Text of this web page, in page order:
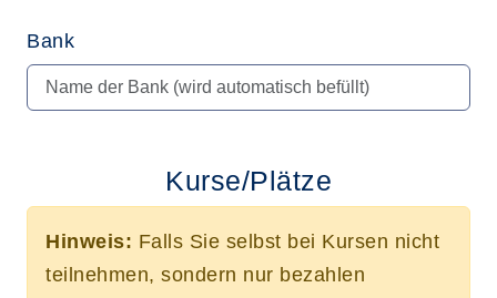
Bank
Kurse/Plätze
Hinweis: Falls Sie selbst bei Kursen nicht
teilnehmen, sondern nur bezahlen